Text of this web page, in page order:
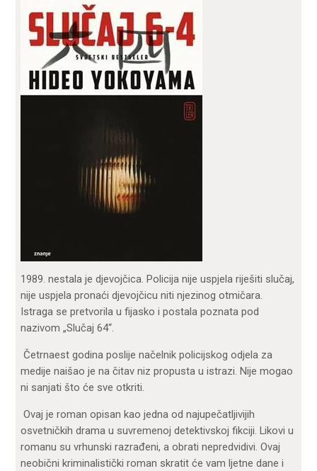
1989. nestala je djevojčica. Policija nije uspjela riješiti slučaj,
nije uspjela pronaći djevojčicu niti njezinog otmičara.
Istraga se pretvorila u fijasko i postala poznata pod
nazivom „Slučaj 64“.
Četrnaest godina poslije načelnik policijskog odjela za
medije naišao je na čitav niz propusta u istrazi. Nije mogao
ni sanjati što će sve otkriti.
Ovaj je roman opisan kao jedna od najupečatljivijih
osvetničkih drama u suvremenoj detektivskoj fikciji. Likovi u
romanu su vrhunski razrađeni, a obrati nepredvidivi. Ovaj
neobični kriminalistički roman skratit će vam ljetne dane i